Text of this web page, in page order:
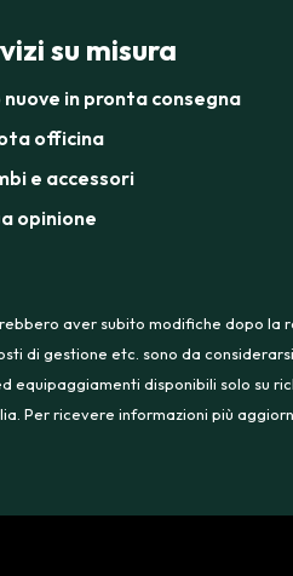
su misura
in pronta consegna
officina
e accessori
opinione
aver subito modifiche dopo
di gestione etc. sono da
disponibili solo su
Per ricevere informazioni più